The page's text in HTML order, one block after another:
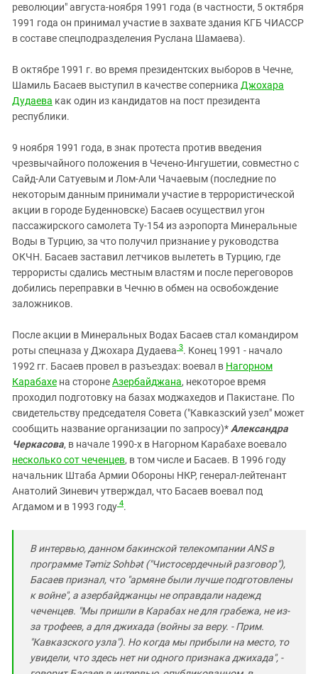
революции" августа-ноября 1991 года (в частности, 5 октября
1991 года он принимал участие в захвате здания КГБ ЧИАССР
в составе спецподразделения Руслана Шамаева).
В октябре 1991 г. во время президентских выборов в Чечне,
Шамиль Басаев выступил в качестве соперника Джохара
Дудаева как один из кандидатов на пост президента
республики.
9 ноября 1991 года, в знак протеста против введения
чрезвычайного положения в Чечено-Ингушетии, совместно с
Сайд-Али Сатуевым и Лом-Али Чачаевым (последние по
некоторым данным принимали участие в террористической
акции в городе Буденновске) Басаев осуществил угон
пассажирского самолета Ту-154 из аэропорта Минеральные
Воды в Турцию, за что получил признание у руководства
ОКЧН. Басаев заставил летчиков вылететь в Турцию, где
террористы сдались местным властям и после переговоров
добились переправки в Чечню в обмен на освобождение
заложников.
После акции в Минеральных Водах Басаев стал командиром
роты спецназа у Джохара Дудаева 3. Конец 1991 - начало
1992 гг. Басаев провел в разъездах: воевал в Нагорном
Карабахе на сторонеАзербайджана, некоторое время
проходил подготовку на базах моджахедов и Пакистане. По
свидетельству председателя Совета ("Кавказский узел" может
сообщить название организации по запросу)* Александра
Черкасова, в начале 1990-х в Нагорном Карабахе воевало
несколько сот чеченцев, в том числе и Басаев. В 1996 году
начальник Штаба Армии Обороны НКР, генерал-лейтенант
Анатолий Зиневич утверждал, что Басаев воевал под
Агдамом и в 1993 году 4.
В интервью, данном бакинской телекомпании ANS в
программе Təmiz Sohbət ("Чистосердечный разговор"),
Басаев признал, что "армяне были лучше подготовлены
к войне", а азербайджанцы не оправдали надежд
чеченцев. "Мы пришли в Карабах не для грабежа, не из-
за трофеев, а для джихада (войны за веру. - Прим.
"Кавказского узла"). Но когда мы прибыли на место, то
увидели, что здесь нет ни одного признака джихада", -